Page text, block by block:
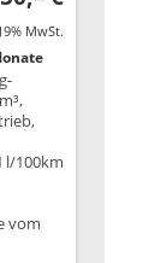
MwSt.
l/100km
vom